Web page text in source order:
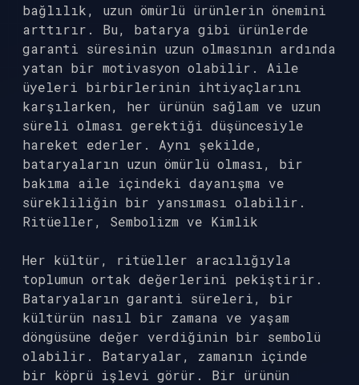
bağlılık, uzun ömürlü ürünlerin önemini
arttırır. Bu, batarya gibi ürünlerde
garanti süresinin uzun olmasının ardında
yatan bir motivasyon olabilir. Aile
üyeleri birbirlerinin ihtiyaçlarını
karşılarken, her ürünün sağlam ve uzun
süreli olması gerektiği düşüncesiyle
hareket ederler. Aynı şekilde,
bataryaların uzun ömürlü olması, bir
bakıma aile içindeki dayanışma ve
sürekliliğin bir yansıması olabilir.
Ritüeller, Sembolizm ve Kimlik
Her kültür, ritüeller aracılığıyla
toplumun ortak değerlerini pekiştirir.
Bataryaların garanti süreleri, bir
kültürün nasıl bir zamana ve yaşam
döngüsüne değer verdiğinin bir sembolü
olabilir. Bataryalar, zamanın içinde
bir köprü işlevi görür. Bir ürünün